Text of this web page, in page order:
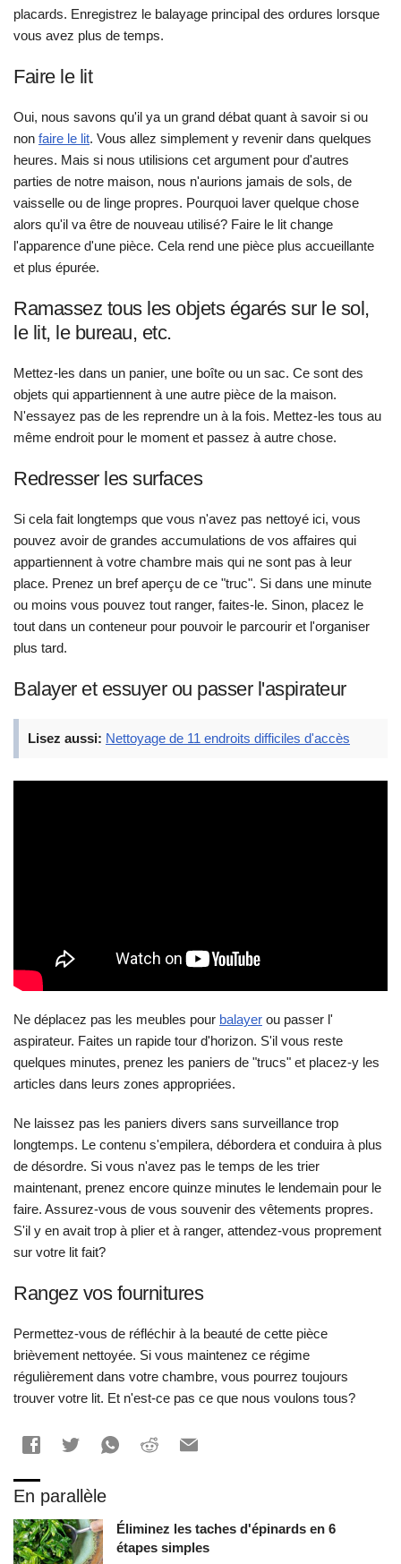
placards. Enregistrez le balayage principal des ordures lorsque
vous avez plus de temps.
Faire le lit
Oui, nous savons qu'il ya un grand débat quant à savoir si ou
non faire le lit. Vous allez simplement y revenir dans quelques
heures. Mais si nous utilisions cet argument pour d'autres
parties de notre maison, nous n'aurions jamais de sols, de
vaisselle ou de linge propres. Pourquoi laver quelque chose
alors qu'il va être de nouveau utilisé? Faire le lit change
l'apparence d'une pièce. Cela rend une pièce plus accueillante
et plus épurée.
Ramassez tous les objets égarés sur le sol,
le lit, le bureau, etc.
Mettez-les dans un panier, une boîte ou un sac. Ce sont des
objets qui appartiennent à une autre pièce de la maison.
N'essayez pas de les reprendre un à la fois. Mettez-les tous au
même endroit pour le moment et passez à autre chose.
Redresser les surfaces
Si cela fait longtemps que vous n'avez pas nettoyé ici, vous
pouvez avoir de grandes accumulations de vos affaires qui
appartiennent à votre chambre mais qui ne sont pas à leur
place. Prenez un bref aperçu de ce "truc". Si dans une minute
ou moins vous pouvez tout ranger, faites-le. Sinon, placez le
tout dans un conteneur pour pouvoir le parcourir et l'organiser
plus tard.
Balayer et essuyer ou passer l'aspirateur
Lisez aussi: Nettoyage de 11 endroits difficiles d'accès
Ne déplacez pas les meubles pour balayer ou passer l'
aspirateur. Faites un rapide tour d'horizon. S'il vous reste
quelques minutes, prenez les paniers de "trucs" et placez-y les
articles dans leurs zones appropriées.
Ne laissez pas les paniers divers sans surveillance trop
longtemps. Le contenu s'empilera, débordera et conduira à plus
de désordre. Si vous n'avez pas le temps de les trier
maintenant, prenez encore quinze minutes le lendemain pour le
faire. Assurez-vous de vous souvenir des vêtements propres.
S'il y en avait trop à plier et à ranger, attendez-vous proprement
sur votre lit fait?
Rangez vos fournitures
Permettez-vous de réfléchir à la beauté de cette pièce
brièvement nettoyée. Si vous maintenez ce régime
régulièrement dans votre chambre, vous pourrez toujours
trouver votre lit. Et n'est-ce pas ce que nous voulons tous?
En parallèle
Éliminez les taches d'épinards en 6
étapes simples